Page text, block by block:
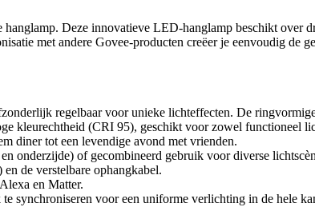
Deze innovatieve LED-hanglamp beschikt over
met andere Govee-producten creëer je eenvoudig de
regelbaar voor unieke lichteffecten. De
kleurechtheid (CRI 95), geschikt voor zowel functioneel
diner tot een levendige avond met vrienden.
onderzijde) of gecombineerd gebruik voor diverse
de verstelbare ophangkabel.
en Matter.
synchroniseren voor een uniforme verlichting in de hele